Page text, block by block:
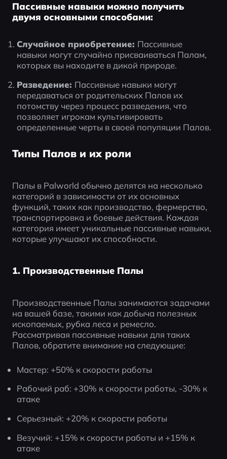
Пассивные навыки можно получить
двумя основными способами:
Случайное приобретение: Пассивные
навыки могут случайно присваиваться Палам,
которых вы находите в дикой природе.
Разведение: Пассивные навыки могут
передаваться от родительских Палов их
потомству через процесс разведения, что
позволяет игрокам культивировать
определенные черты в своей популяции Палов.
Типы Палов и их роли
Палы в Palworld обычно делятся на несколько
категорий в зависимости от их основных
функций, таких как производство, фермерство,
транспортировка и боевые действия. Каждая
категория имеет уникальные пассивные навыки,
которые улучшают их способности.
1. Производственные Палы
Производственные Палы занимаются задачами
на вашей базе, такими как добыча полезных
ископаемых, рубка леса и ремесло.
Рассматривая пассивные навыки для таких
Палов, обратите внимание на следующие:
Мастер: +50% к скорости работы
Рабочий раб: +30% к скорости работы, -30% к
атаке
Серьезный: +20% к скорости работы
Везучий: +15% к скорости работы и +15% к
атаке